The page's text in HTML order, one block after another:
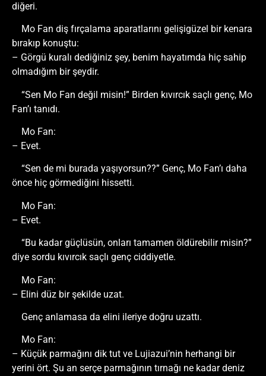
diğeri.
Mo Fan diş fırçalama aparatlarını gelişigüzel bir kenara
bırakıp konuştu:
– Görgü kuralı dediğiniz şey, benim hayatımda hiç sahip
olmadığım bir şeydir.
“Sen Mo Fan değil misin!” Birden kıvırcık saçlı genç, Mo
Fan’ı tanıdı.
Mo Fan:
– Evet.
“Sen de mi burada yaşıyorsun??” Genç, Mo Fan’ı daha
önce hiç görmediğini hissetti.
Mo Fan:
– Evet.
“Bu kadar güçlüsün, onları tamamen öldürebilir misin?”
diye sordu kıvırcık saçlı genç ciddiyetle.
Mo Fan:
– Elini düz bir şekilde uzat.
Genç anlamasa da elini ileriye doğru uzattı.
Mo Fan:
– Küçük parmağını dik tut ve Lujiazui’nin herhangi bir
yerini ört. Şu an serçe parmağının tırnağı ne kadar deniz